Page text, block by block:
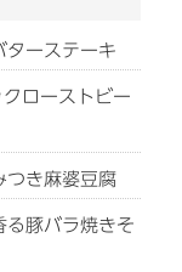
ターステーキ
ローストビー
つき麻婆豆腐
る豚バラ焼きそ